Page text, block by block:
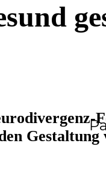
Gestaltung